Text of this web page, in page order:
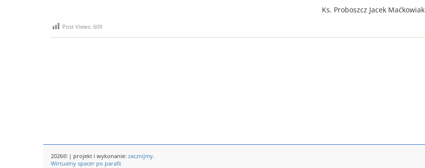
Ks. Proboszcz Jacek Maćkowiak
Post Views: 609
2026© | projekt i wykonanie: zacznijmy.
Wirtualny spacer po parafii